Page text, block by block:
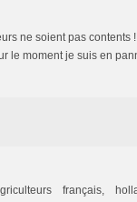
ne soient pas contents
le moment je suis en
français,